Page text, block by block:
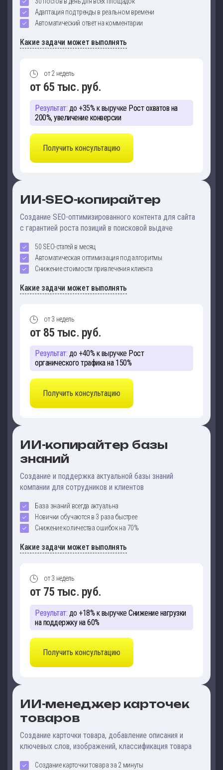
Адаптация под тренды в реальном времени
Автоматический ответ на комментарии
Какие задачи может выполнять
от 2 недель
от 65 тыс. руб.
Результат: до +35% к выручке Рост охватов на
200%, увеличение конверсии
Получить консультацию
ИИ-SEO-копирайтер
Создание SEO-оптимизированного контента для сайта
с гарантией роста позиций в поисковой выдаче
50 SEO-статей в месяц
Автоматическая оптимизация под алгоритмы
Снижение стоимости привлечения клиента
Какие задачи может выполнять
от 3 недель
от 85 тыс. руб.
Результат: до +40% к выручке Рост
органического трафика на 150%
Получить консультацию
ИИ-копирайтер базы
знаний
Создание и поддержка актуальной базы знаний
компании для сотрудников и клиентов
База знаний всегда актуальна
Новички обучаются в 3 раза быстрее
Снижение количества ошибок на 70%
Какие задачи может выполнять
от 3 недель
от 75 тыс. руб.
Результат: до +18% к выручке Снижение нагрузки
на поддержку на 60%
Получить консультацию
ИИ-менеджер карточек
товаров
Создание карточки товара, добавление описания и
ключевых слов, изображений, классификация товара
Создание карточки товара за 2 минуты